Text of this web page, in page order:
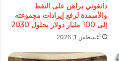
دانغوتي يراهن على النفط
والأسمدة لرفع إيرادات مجموعته
إلى 100 مليار دولار بحلول 2030
أغسطس 1, 2026